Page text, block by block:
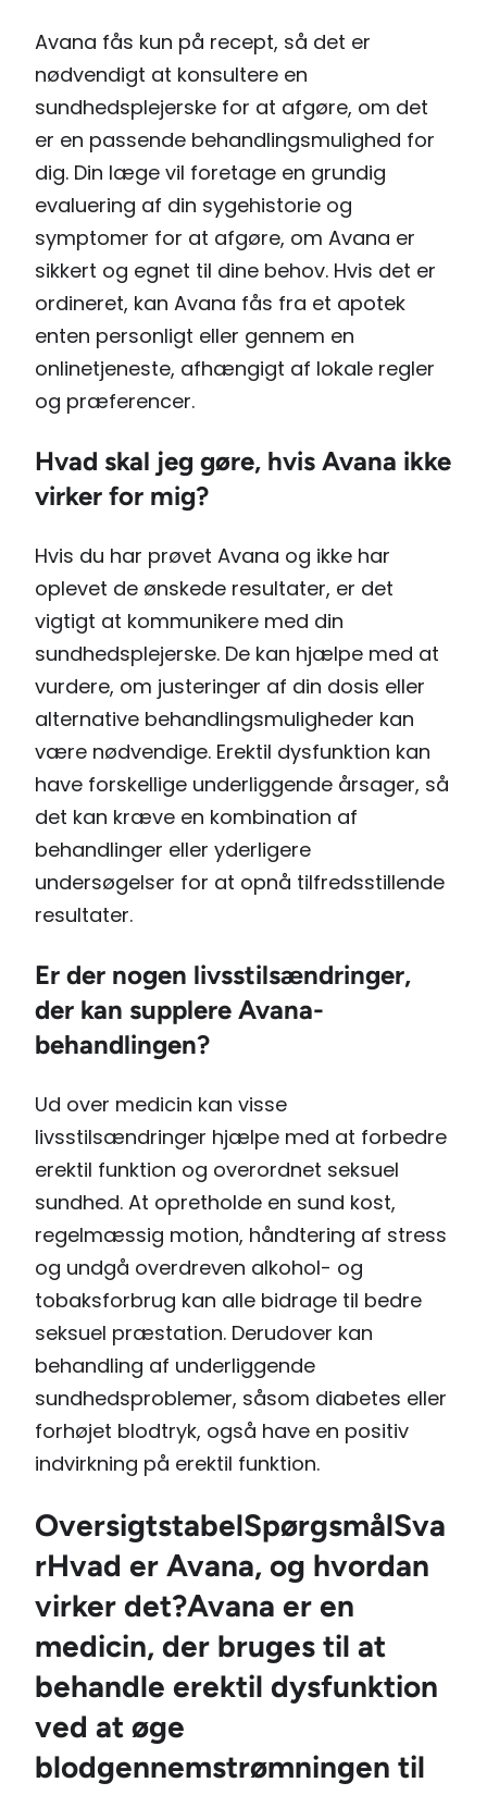
Avana fås kun på recept, så det er
nødvendigt at konsultere en
sundhedsplejerske for at afgøre, om det
er en passende behandlingsmulighed for
dig. Din læge vil foretage en grundig
evaluering af din sygehistorie og
symptomer for at afgøre, om Avana er
sikkert og egnet til dine behov. Hvis det er
ordineret, kan Avana fås fra et apotek
enten personligt eller gennem en
onlinetjeneste, afhængigt af lokale regler
og præferencer.
Hvad skal jeg gøre, hvis Avana ikke
virker for mig?
Hvis du har prøvet Avana og ikke har
oplevet de ønskede resultater, er det
vigtigt at kommunikere med din
sundhedsplejerske. De kan hjælpe med at
vurdere, om justeringer af din dosis eller
alternative behandlingsmuligheder kan
være nødvendige. Erektil dysfunktion kan
have forskellige underliggende årsager, så
det kan kræve en kombination af
behandlinger eller yderligere
undersøgelser for at opnå tilfredsstillende
resultater.
Er der nogen livsstilsændringer,
der kan supplere Avana-
behandlingen?
Ud over medicin kan visse
livsstilsændringer hjælpe med at forbedre
erektil funktion og overordnet seksuel
sundhed. At opretholde en sund kost,
regelmæssig motion, håndtering af stress
og undgå overdreven alkohol- og
tobaksforbrug kan alle bidrage til bedre
seksuel præstation. Derudover kan
behandling af underliggende
sundhedsproblemer, såsom diabetes eller
forhøjet blodtryk, også have en positiv
indvirkning på erektil funktion.
OversigtstabelSpørgsmålSva
rHvad er Avana, og hvordan
virker det?Avana er en
medicin, der bruges til at
behandle erektil dysfunktion
ved at øge
blodgennemstrømningen til